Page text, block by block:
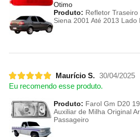
Otimo
Produto: Refletor
Siena 2001 Até 2013 Lado
Maurício S. 30/04/2025
Eu recomendo esse produto.
Produto: Farol Gm D20
Auxiliar de Milha Original
Passageiro